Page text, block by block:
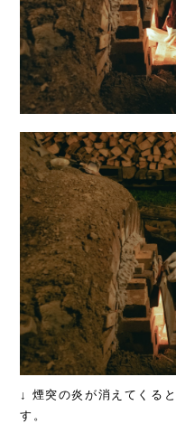
↓ 煙突の炎が消えてくる
す。